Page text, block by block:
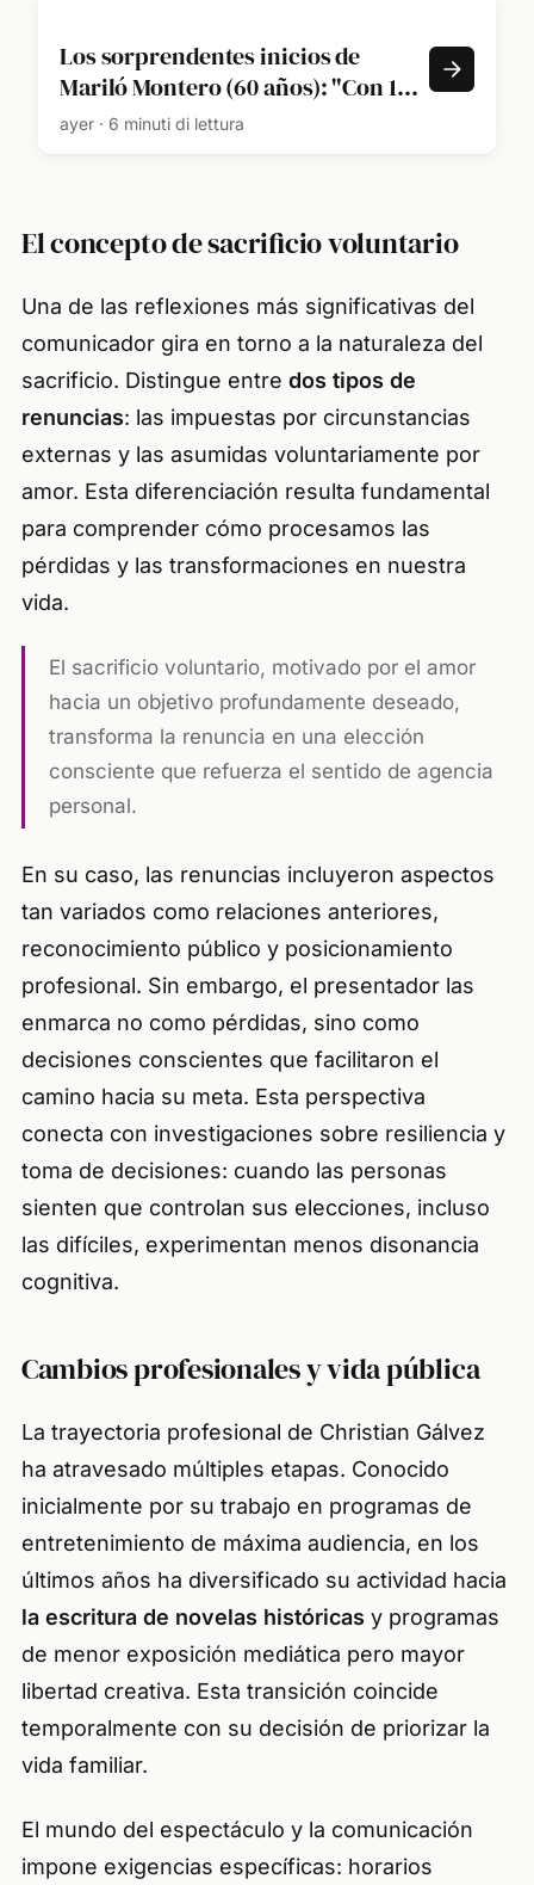
Los sorprendentes inicios de
Mariló Montero (60 años): "Con 19
años me fui a trabajar a Costa Rica
ayer · 6 minuti di lettura
El concepto de sacrificio voluntario
Una de las reflexiones más significativas del
comunicador gira en torno a la naturaleza del
sacrificio. Distingue entre dos tipos de
renuncias: las impuestas por circunstancias
externas y las asumidas voluntariamente por
amor. Esta diferenciación resulta fundamental
para comprender cómo procesamos las
pérdidas y las transformaciones en nuestra
vida.
El sacrificio voluntario, motivado por el amor
hacia un objetivo profundamente deseado,
transforma la renuncia en una elección
consciente que refuerza el sentido de agencia
personal.
En su caso, las renuncias incluyeron aspectos
tan variados como relaciones anteriores,
reconocimiento público y posicionamiento
profesional. Sin embargo, el presentador las
enmarca no como pérdidas, sino como
decisiones conscientes que facilitaron el
camino hacia su meta. Esta perspectiva
conecta con investigaciones sobre resiliencia y
toma de decisiones: cuando las personas
sienten que controlan sus elecciones, incluso
las difíciles, experimentan menos disonancia
cognitiva.
Cambios profesionales y vida pública
La trayectoria profesional de Christian Gálvez
ha atravesado múltiples etapas. Conocido
inicialmente por su trabajo en programas de
entretenimiento de máxima audiencia, en los
últimos años ha diversificado su actividad hacia
la escritura de novelas históricas y programas
de menor exposición mediática pero mayor
libertad creativa. Esta transición coincide
temporalmente con su decisión de priorizar la
vida familiar.
El mundo del espectáculo y la comunicación
impone exigencias específicas: horarios